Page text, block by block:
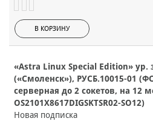
В КОРЗИНУ
«Astra Linux Special Edition»
(«Смоленск»), РУСБ.10015-01
серверная до 2 сокетов, на 12
OS2101X8617DIGSKTSR02-SO12)
Новая подписка